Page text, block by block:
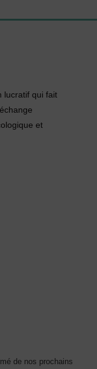
lucratif qui fait
et
de nos prochains